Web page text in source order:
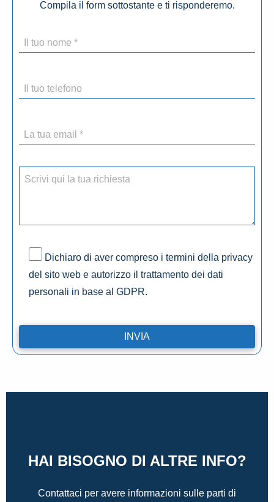
Compila il form sottostante e ti risponderemo.
Dichiaro di aver compreso i termini della privacy
del sito web e autorizzo il trattamento dei dati
personali in base al GDPR.
HAI BISOGNO DI ALTRE INFO?
Contattaci per avere informazioni sulle parti di